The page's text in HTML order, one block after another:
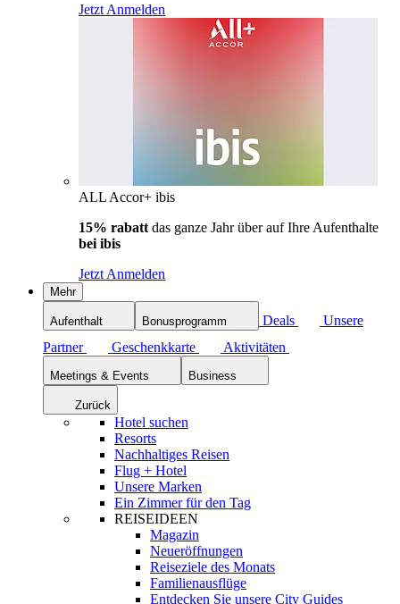
Jetzt Anmelden
ALL Accor+ ibis
15% rabatt das ganze Jahr über auf Ihre Aufenthalte
bei ibis
Jetzt Anmelden
Mehr
Aufenthalt Bonusprogramm Deals
Unsere
Partner
Geschenkkarte Aktivitäten
Meetings & Events Business
Zurück
Hotel suchen
Resorts
Nachhaltiges Reisen
Flug + Hotel
Unsere Marken
Ein Zimmer für den Tag
REISEIDEEN
Magazin
Neueröffnungen
Reiseziele des Monats
Familienausflüge
Entdecken Sie unsere City Guides